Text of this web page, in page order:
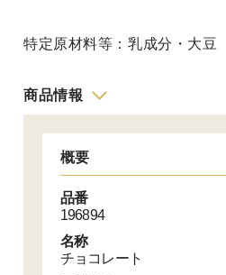
特定原材料等：乳成分・大豆
商品情報
概要
品番
196894
名称
チョコレート